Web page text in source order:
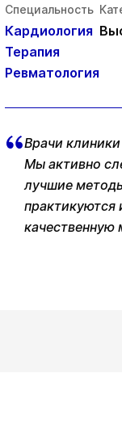
Специальность
Кардиология
Терапия
Ревматология
Врачи
Мы активно
лучшие
практикуются